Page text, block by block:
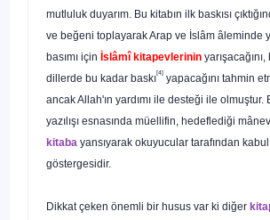
mutluluk duyarım. Bu kitabın ilk baskısı
ve beğeni toplayarak Arap ve İslâm âleminde
basımı için İslâmî kitapevlerinin
dillerde bu kadar baskı[4] yapacağını tahmin
ancak Allah'ın yardımı ile desteği ile olmuştur.
yazılışı esnasında müellifin, hedeflediği
kitaba yansıyarak okuyucular tarafından
göstergesidir.
Dikkat çeken önemli bir husus var ki diğer